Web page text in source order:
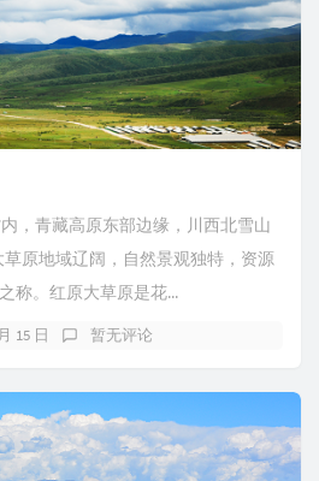
，青藏高原东部边缘，川西北雪山
原地域辽阔，自然景观独特，资源
称。红原大草原是花...
15 日 暂无评论